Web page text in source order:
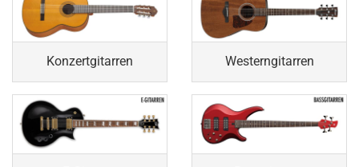
Konzertgitarren Westerngitarren